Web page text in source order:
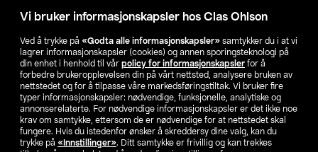
Vi bruker informasjonskapsler hos Clas Ohlson
Ved å trykke på «Godta alle informasjonskapsler» samtykker du i at vi
lagrer informasjonskapsler (cookies) og annen sporingsteknologi på
din enhet i henhold til vår policy for informasjonskapsler for å
forbedre brukeropplevelsen din på vårt nettsted, analysere bruken av
nettstedet og for å tilpasse våre markedsføringstiltak. Vi bruker fire
typer informasjonskapsler: nødvendige, funksjonelle, analytiske og
annonserelaterte. For nødvendige informasjonskapsler er det ikke noe
krav om samtykke, ettersom de er nødvendige for at nettstedet skal
fungere. Hvis du istedenfor ønsker å skreddersy dine valg, kan du
trykke på «Innstillinger». Ditt samtykke er frivillig og kan trekkes
Våre selskaper
Finn din butikk
SE NO FI